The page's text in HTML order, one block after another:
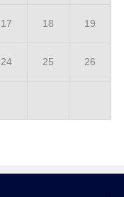
17 18 19
24 25 26